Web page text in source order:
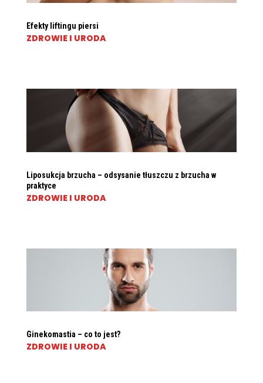
Efekty liftingu piersi
ZDROWIE I URODA
Liposukcja brzucha – odsysanie tłuszczu z brzucha w
praktyce
ZDROWIE I URODA
Ginekomastia – co to jest?
ZDROWIE I URODA